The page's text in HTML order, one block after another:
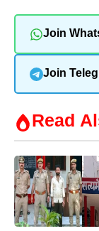
Join
Join
Read